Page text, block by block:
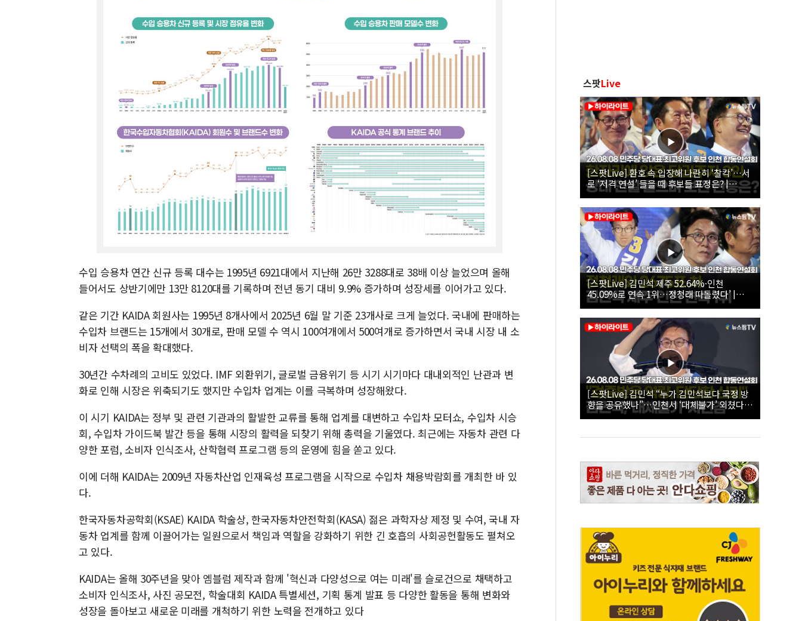
수입 승용차 연간 신규 등록 대수는 1995년 6921대에서 지난해 26만 3288대로 38배 이상 늘었으며 올해
들어서도 상반기에만 13만 8120대를 기록하며 전년 동기 대비 9.9% 증가하며 성장세를 이어가고 있다.
같은 기간 KAIDA 회원사는 1995년 8개사에서 2025년 6월 말 기준 23개사로 크게 늘었다. 국내에 판매하는
수입차 브랜드는 15개에서 30개로, 판매 모델 수 역시 100여개에서 500여개로 증가하면서 국내 시장 내 소
비자 선택의 폭을 확대했다.
30년간 수차례의 고비도 있었다. IMF 외환위기, 글로벌 금융위기 등 시기 시기마다 대내외적인 난관과 변
화로 인해 시장은 위축되기도 했지만 수입차 업계는 이를 극복하며 성장해왔다.
이 시기 KAIDA는 정부 및 관련 기관과의 활발한 교류를 통해 업계를 대변하고 수입차 모터쇼, 수입차 시승
회, 수입차 가이드북 발간 등을 통해 시장의 활력을 되찾기 위해 총력을 기울였다. 최근에는 자동차 관련 다
양한 포럼, 소비자 인식조사, 산학협력 프로그램 등의 운영에 힘을 쏟고 있다.
이에 더해 KAIDA는 2009년 자동차산업 인재육성 프로그램을 시작으로 수입차 채용박람회를 개최한 바 있
다.
한국자동차공학회(KSAE) KAIDA 학술상, 한국자동차안전학회(KASA) 젊은 과학자상 제정 및 수여, 국내 자
동차 업계를 함께 이끌어가는 일원으로서 책임과 역할을 강화하기 위한 긴 호흡의 사회공헌활동도 펼쳐오
고 있다.
KAIDA는 올해 30주년을 맞아 엠블럼 제작과 함께 '혁신과 다양성으로 여는 미래'를 슬로건으로 채택하고
소비자 인식조사, 사진 공모전, 학술대회 KAIDA 특별세션, 기획 통계 발표 등 다양한 활동을 통해 변화와
성장을 돌아보고 새로운 미래를 개척하기 위한 노력을 전개하고 있다
스팟Live
[스팟Live] 환호 속 입장해 나란히 ‘찰칵’…서
로 ‘저격 연설’ 들을 때 후보들 표정은? |
26.08.08 더불어민주당 당대표·최고위원 후
보 인천 합동연설회
[스팟Live] 김민석 제주 52.64%·인천
45.09%로 연속 1위…정청래 따돌렸다’ |
26.08.08 더불어민주당 당대표·최고위원 후
보 인천 합동연설회
[스팟Live] 김민석 “누가 김민석보다 국정 방
향을 공유했나”…인천서 ‘대체불가’ 외쳤다 |
26.08.08 더불어민주당 당대표·최고위원 후